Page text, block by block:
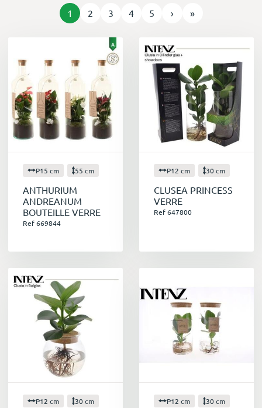
1 2 3 4 5 › »
P15 cm 55 cm
ANTHURIUM
ANDREANUM
BOUTEILLE VERRE
Ref 669844
P12 cm 30 cm
CLUSEA PRINCESS
VERRE
Ref 647800
P12 cm 30 cm P12 cm 30 cm